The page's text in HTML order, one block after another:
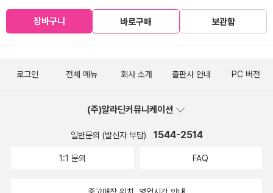
장바구니 바로구매 보관함
로그인 전체 메뉴 회사 소개 출판사 안내 PC 버전
(주)알라딘커뮤니케이션
일반문의 (발신자 부담) 1544-2514
1:1 문의 FAQ